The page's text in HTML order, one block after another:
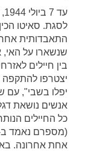
לסגת. סאיטו
התאבדותית
שנשארו על האי,
בין חיילים
יצטרפו
יפלו בשבי", עם
אנשים נושאת
כל החיילים
אחת אחרונה.